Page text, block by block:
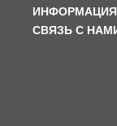
ИНФОРМАЦИЯ
СВЯЗЬ С